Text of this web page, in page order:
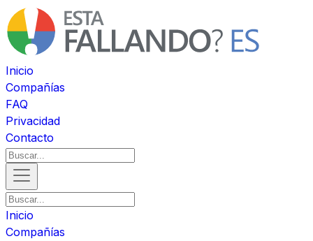
Inicio
Compañías
FAQ
Privacidad
Contacto
Inicio
Compañías